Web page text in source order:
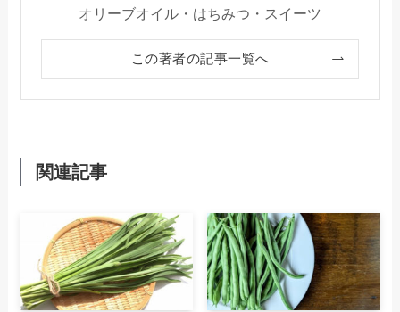
オリーブオイル・はちみつ・スイーツ
この著者の記事一覧へ
関連記事